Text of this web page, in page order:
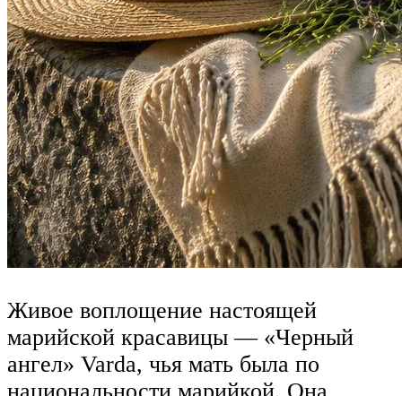
Живое воплощение настоящей
марийской красавицы — «Черный
ангел» Varda, чья мать была по
национальности марийкой. Она